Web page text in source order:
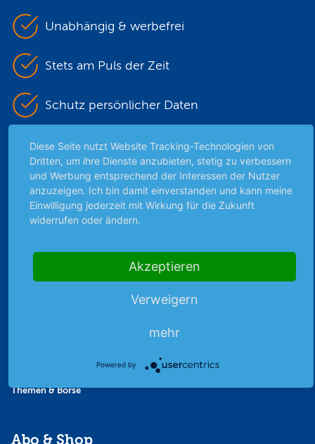
Unabhängig & werbefrei
Stets am Puls der Zeit
Schutz persönlicher Daten
Sicher mit SSL-Verschlüsselung
Highlights
Archiv
Börsengespräche
Themen & Börse
Abo & Shop
Diese Seite nutzt Website Tracking-Technologien von
Dritten, um ihre Dienste anzubieten, stetig zu verbessern
und Werbung entsprechend der Interessen der Nutzer
anzuzeigen. Ich bin damit einverstanden und kann meine
Einwilligung jederzeit mit Wirkung für die Zukunft
widerrufen oder ändern.
Akzeptieren
Verweigern
mehr
Powered by